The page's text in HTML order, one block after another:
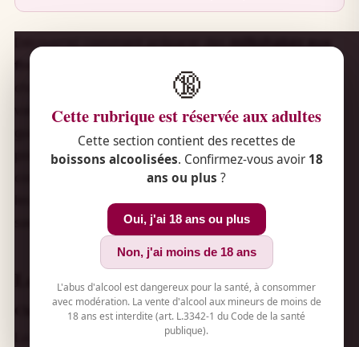
🔞
Cette rubrique est réservée aux adultes
Cette section contient des recettes de
boissons alcoolisées. Confirmez-vous avoir 18
ans ou plus ?
Oui, j'ai 18 ans ou plus
Non, j'ai moins de 18 ans
L'abus d'alcool est dangereux pour la santé, à consommer
avec modération. La vente d'alcool aux mineurs de moins de
18 ans est interdite (art. L.3342-1 du Code de la santé
publique).
Découvrez comment préparer desmilkshakes aux
fruits
chaudes journées d'été. Que vous soyez amateur de
vanille ou passionné par des mélanges exotiques, ce
guide vous fournira toutes les astuces nécessaires
pour réussir vos créations. Explorez les différentes
combinaisons de fruits, les techniques de mixage et
les conseils pour obtenir une texture onctueuse et
Les ingrédients essentiels
Choisir les bons fruits
utilisés joue un rôle crucial dans